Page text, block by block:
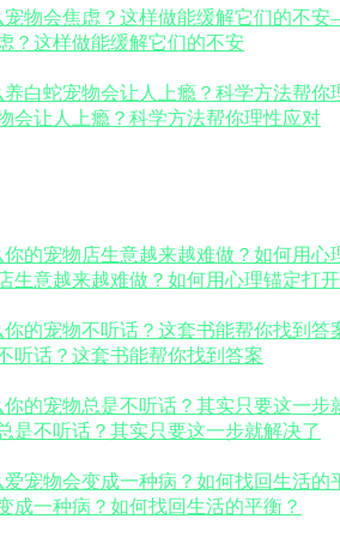
？这样做能缓解它们的不安
会让人上瘾？科学方法帮你理性应对
生意越来越难做？如何用心理锚定打
听话？这套书能帮你找到答案
是不听话？其实只要这一步就解决了
成一种病？如何找回生活的平衡？